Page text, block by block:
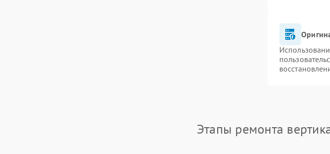
Этапы ремонта